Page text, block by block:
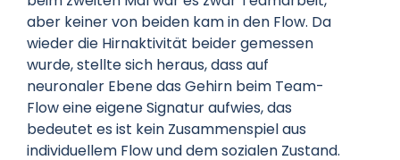
aber keiner von beiden kam in den Flow. Da
wieder die Hirnaktivität beider gemessen
wurde, stellte sich heraus, dass auf
neuronaler Ebene das Gehirn beim Team-
Flow eine eigene Signatur aufwies, das
bedeutet es ist kein Zusammenspiel aus
individuellem Flow und dem sozialen Zustand.